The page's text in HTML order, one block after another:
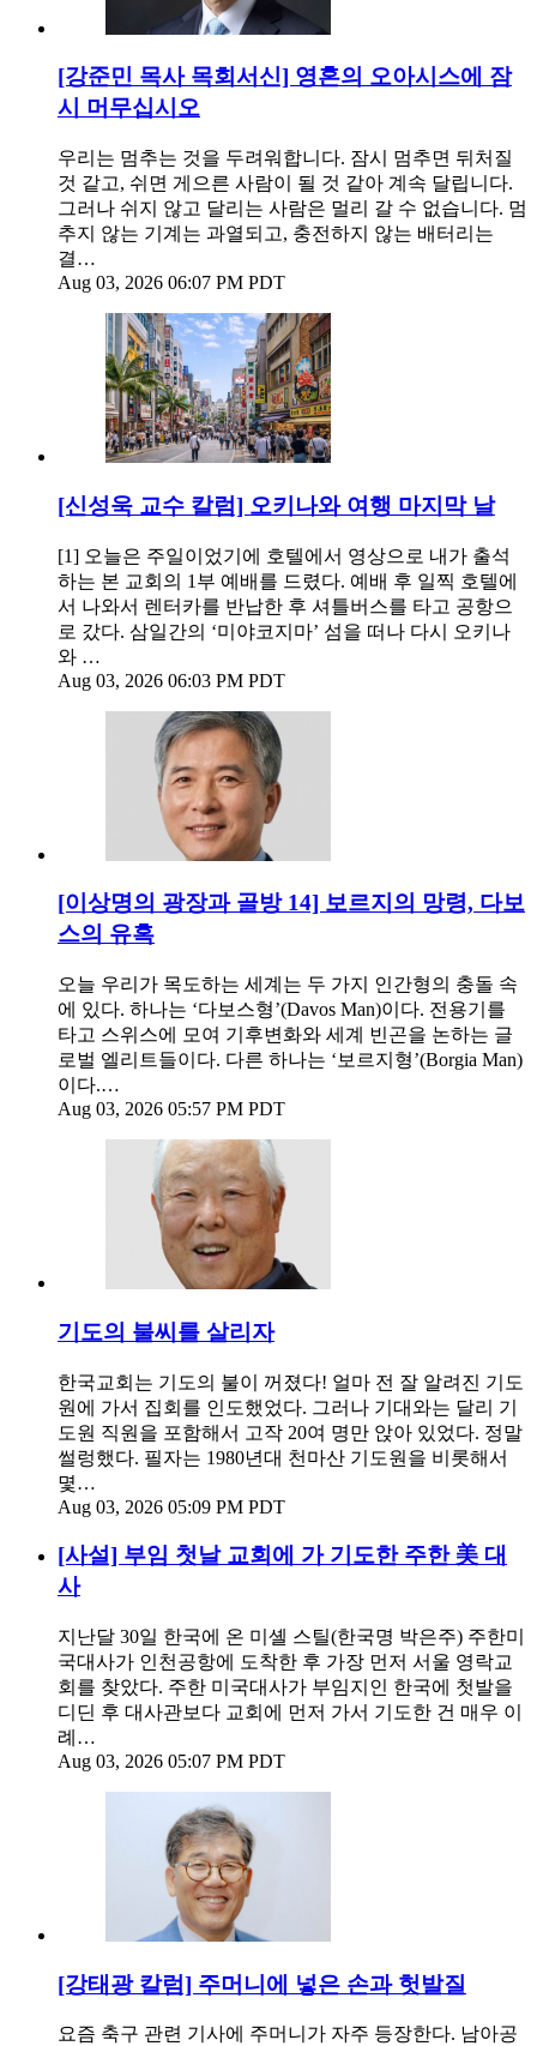
[강준민 목사 목회서신] 영혼의 오아시스에 잠
시 머무십시오
우리는 멈추는 것을 두려워합니다. 잠시 멈추면 뒤처질
것 같고, 쉬면 게으른 사람이 될 것 같아 계속 달립니다.
그러나 쉬지 않고 달리는 사람은 멀리 갈 수 없습니다. 멈
추지 않는 기계는 과열되고, 충전하지 않는 배터리는
결…
Aug 03, 2026 06:07 PM PDT
[신성욱 교수 칼럼] 오키나와 여행 마지막 날
[1] 오늘은 주일이었기에 호텔에서 영상으로 내가 출석
하는 본 교회의 1부 예배를 드렸다. 예배 후 일찍 호텔에
서 나와서 렌터카를 반납한 후 셔틀버스를 타고 공항으
로 갔다. 삼일간의 ‘미야코지마’ 섬을 떠나 다시 오키나
와 …
Aug 03, 2026 06:03 PM PDT
[이상명의 광장과 골방 14] 보르지의 망령, 다보
스의 유혹
오늘 우리가 목도하는 세계는 두 가지 인간형의 충돌 속
에 있다. 하나는 ‘다보스형’(Davos Man)이다. 전용기를
타고 스위스에 모여 기후변화와 세계 빈곤을 논하는 글
로벌 엘리트들이다. 다른 하나는 ‘보르지형’(Borgia Man)
이다.…
Aug 03, 2026 05:57 PM PDT
기도의 불씨를 살리자
한국교회는 기도의 불이 꺼졌다! 얼마 전 잘 알려진 기도
원에 가서 집회를 인도했었다. 그러나 기대와는 달리 기
도원 직원을 포함해서 고작 20여 명만 앉아 있었다. 정말
썰렁했다. 필자는 1980년대 천마산 기도원을 비롯해서
몇…
Aug 03, 2026 05:09 PM PDT
[사설] 부임 첫날 교회에 가 기도한 주한 美 대
사
지난달 30일 한국에 온 미셸 스틸(한국명 박은주) 주한미
국대사가 인천공항에 도착한 후 가장 먼저 서울 영락교
회를 찾았다. 주한 미국대사가 부임지인 한국에 첫발을
디딘 후 대사관보다 교회에 먼저 가서 기도한 건 매우 이
례…
Aug 03, 2026 05:07 PM PDT
[강태광 칼럼] 주머니에 넣은 손과 헛발질
요즘 축구 관련 기사에 주머니가 자주 등장한다. 남아공